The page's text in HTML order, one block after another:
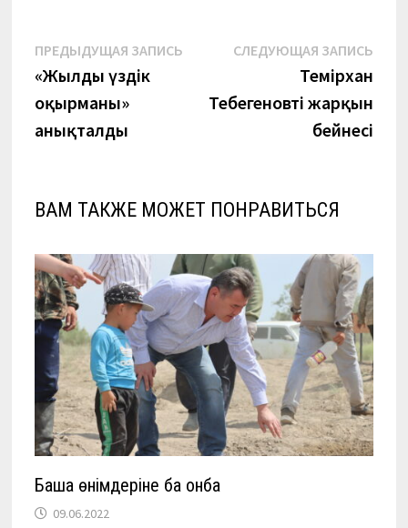
Навигация
по
записям
ПРЕДЫДУЩАЯ ЗАПИСЬПредыдущая
«Жылдың үздік
оқырманы»
анықталды
СЛЕДУЮЩАЯ ЗАПИСЬ
Темірхан
Тебегеновтің жарқын
бейнесі
ВАМ ТАКЖЕ МОЖЕТ ПОНРАВИТЬСЯ
Бақша өнімдеріне бақ қонбақ
09.06.2022